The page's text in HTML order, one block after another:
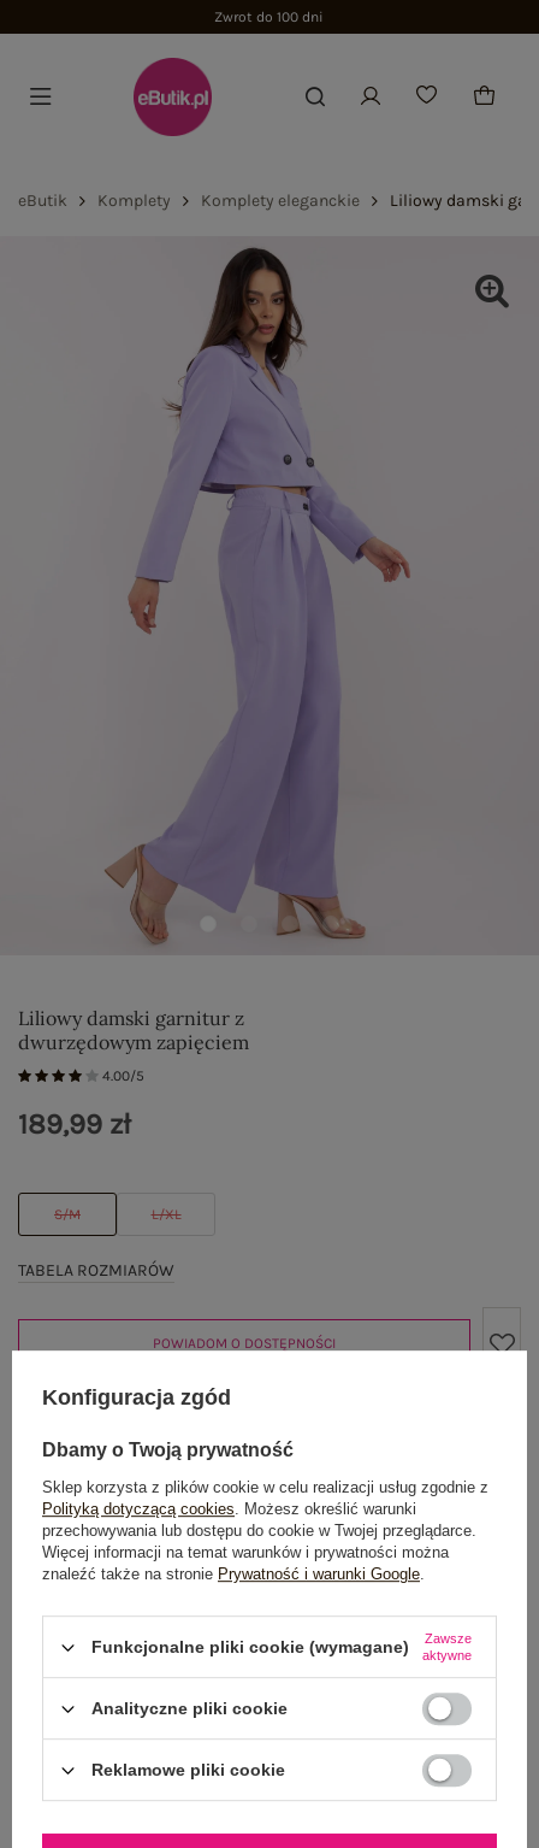
Zwrot do 100 dni
eButik Komplety Komplety eleganckie Liliowy damski
Liliowy damski garnitur z
dwurzędowym zapięciem
4.00/5
S/M L/XL
TABELA ROZMIARÓW
189,99 zł
POWIADOM O DOSTĘPNOŚCI
Produkt niedostępny
OPIS PRODUKTU
WYSYŁKA I DOSTAWA
ZWROTY I REKLAMACJE
Konfiguracja zgód
Dbamy o Twoją prywatność
Sklep korzysta z plików cookie w celu realizacji usług zgodnie z
Polityką dotyczącą cookies. Możesz określić warunki
przechowywania lub dostępu do cookie w Twojej przeglądarce.
Więcej informacji na temat warunków i prywatności można
znaleźć także na stronie Prywatność i warunki Google.
Funkcjonalne pliki cookie (wymagane)
Zawsze
aktywne
Analityczne pliki cookie
Reklamowe pliki cookie